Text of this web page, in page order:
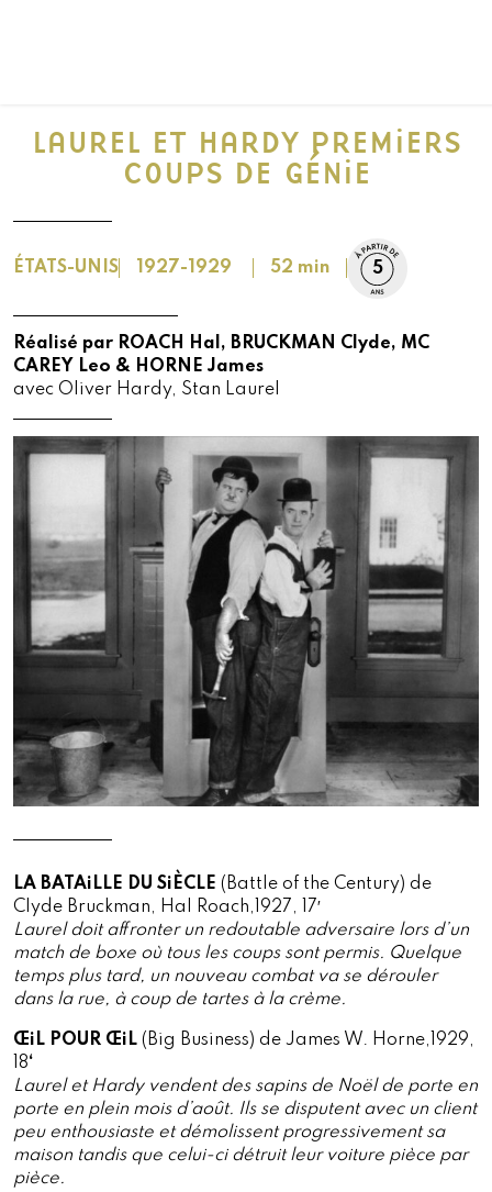
LAUREL ET HARDY PREMiERS
COUPS DE GÉNiE
ÉTATS-UNIS 1927-1929 52 min 5
Réalisé par ROACH Hal, BRUCKMAN Clyde, MC
CAREY Leo & HORNE James
avec Oliver Hardy, Stan Laurel
LA BATAiLLE DU SiÈCLE (Battle of the Century) de
Clyde Bruckman, Hal Roach,1927, 17′
Laurel doit affronter un redoutable adversaire lors d’un
match de boxe où tous les coups sont permis. Quelque
temps plus tard, un nouveau combat va se dérouler
dans la rue, à coup de tartes à la crème.
ŒiL POUR ŒiL (Big Business) de James W. Horne,1929,
18‘
Laurel et Hardy vendent des sapins de Noël de porte en
porte en plein mois d’août. Ils se disputent avec un client
peu enthousiaste et démolissent progressivement sa
maison tandis que celui-ci détruit leur voiture pièce par
pièce.